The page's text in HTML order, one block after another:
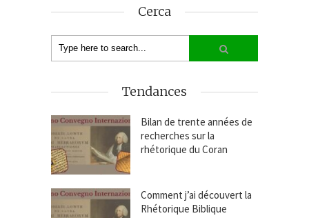
Cerca
Tendances
Bilan de trente années de
recherches sur la
rhétorique du Coran
Comment j’ai découvert la
Rhétorique Biblique